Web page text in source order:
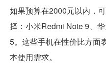
如果预算在2000元以内，
择：小米Redmi Note 9、
5。这些手机在性价比方面
本使用需求。